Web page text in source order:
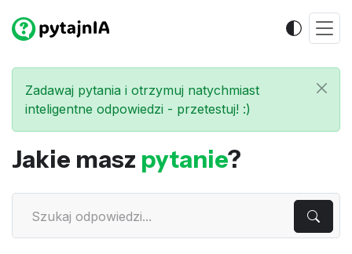
Zadawaj pytania i otrzymuj natychmiast
inteligentne odpowiedzi - przetestuj! :)
Jakie masz pytanie?